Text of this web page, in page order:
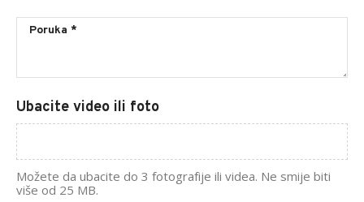
Ubacite video ili foto
Možete da ubacite do 3 fotografije ili videa. Ne smije biti
više od 25 MB.